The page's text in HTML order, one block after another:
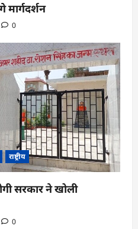
मार्गदर्शन
0
राष्ट्रीय
सरकार ने खोली
0